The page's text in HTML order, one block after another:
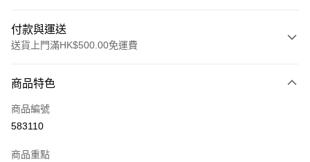
付款與運送
送貨上門滿HK$500.00免運費
信用卡
AlipayHK
商品特色
商品編號
583110
商品重點